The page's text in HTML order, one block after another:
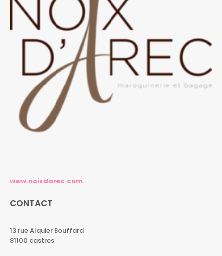
www.noixdarec.com
CONTACT
13 rue Alquier Bouffard
81100 castres